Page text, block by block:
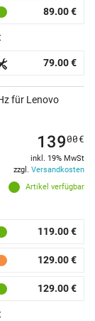
89.00 €
79.00 €
für Lenovo
Artikel verfügbar
13900€
inkl. 19% MwSt
zzgl. Versandkosten
119.00 €
129.00 €
129.00 €